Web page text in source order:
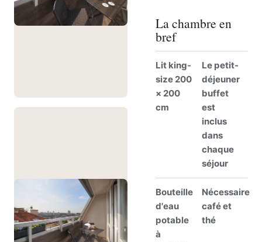
La chambre en
bref
Lit king-
size 200
× 200
cm
Le petit-
déjeuner
buffet
est
inclus
dans
chaque
séjour
Bouteille
d'eau
potable
à
Nécessaire
café et
thé